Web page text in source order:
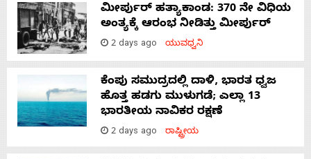
ಮೀರ್ಪುರ್ ಹತ್ಯಾಕಾಂಡ: 370 ನೇ ವಿಧಿಯ
ಅಂತ್ಯಕ್ಕೆ ಆರಂಭ ನೀಡಿತ್ತು ಮೀರ್ಪುರ್
2 days ago ಯುವಧ್ವನಿ
ಕೆಂಪು ಸಮುದ್ರದಲ್ಲಿ ದಾಳಿ, ಭಾರತ ಧ್ವಜ
ಹೊತ್ತ ಹಡಗು ಮುಳುಗಡೆ; ಎಲ್ಲಾ 13
ಭಾರತೀಯ ನಾವಿಕರ ರಕ್ಷಣೆ
2 days ago ರಾಷ್ಟ್ರೀಯ